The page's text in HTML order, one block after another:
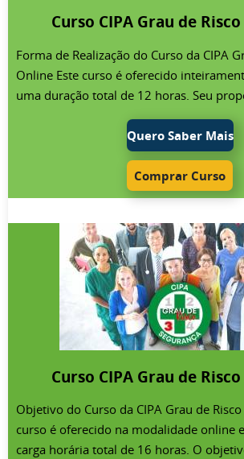
consideração a atividade econômica da
1 a 4.
Curso CIPA Grau de
Forma de Realização do Curso da CIPA
Online Este curso é oferecido
uma duração total de 12 horas. Seu
formação necessária para que possam
responsabilidades atribuídas a eles. O
capacitar esses membros para a
ligadas à CIPA, com ênfase na
empresa na promoção da saúde no
na proteção da vida. Público do Curso da
Risco 2 - Online Este curso é
para o representante nomeado da CIPA
conhecido como designado) de empresas
enquadram no grau de risco 2. O grau de
CNAE da empresa, e pode variar entre
eleitos e por indicados, é necessário que
realizado no formato semipresencial.
Quero Saber Mais
Comprar Curso
Curso CIPA Grau de
Objetivo do Curso da CIPA Grau de
curso é oferecido na modalidade online
carga horária total de 16 horas. O